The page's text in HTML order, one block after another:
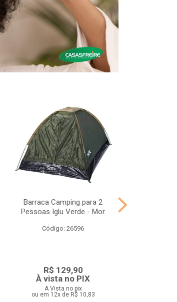
Barraca Camping para 2
Pessoas Iglu Verde - Mor
Código: 26596
R$ 129,90
À vista no PIX
A Vista no pix
ou em 12x de R$ 10,83
Escada